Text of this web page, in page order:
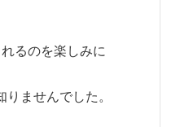
るのを楽しみに
ませんでした。